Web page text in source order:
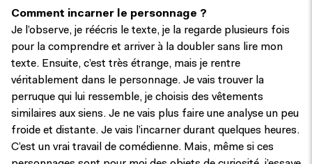
Comment incarner le personnage ?
Je l’observe, je réécris le texte, je la regarde plusieurs fois
pour la comprendre et arriver à la doubler sans lire mon
texte. Ensuite, c’est très étrange, mais je rentre
véritablement dans le personnage. Je vais trouver la
perruque qui lui ressemble, je choisis des vêtements
similaires aux siens. Je ne vais plus faire une analyse un peu
froide et distante. Je vais l’incarner durant quelques heures.
C’est un vrai travail de comédienne. Mais, même si ces